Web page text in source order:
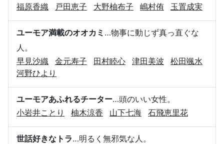
福原香織
戸田恵子 大野柚布子 嶋村侑 玉置成実
ユーモア満載のオオカミ …物事に動じず真っ直ぐな
人。
早見沙織
金元寿子 田村睦心 津田美波
松田颯水
河野ひより
ユーモアあふれるチーター…頭のいい女性。
小岩井ことり
柚木涼香 山下七海 石飛恵里花
世話好きなトラ…明るく無邪気な人。